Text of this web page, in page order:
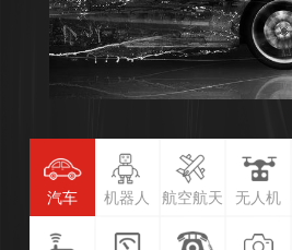
汽车 机器人 航空航天 无人机